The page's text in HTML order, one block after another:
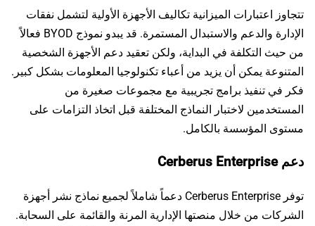
تتجاوز اعتبارات الميزانية تكاليف الأجهزة الأولية لتشمل نفقات
الإدارة والدعم والاستبدال المستمرة. قد يبدو نموذج BYOD فعالاً
من حيث التكلفة في البداية، ولكن تعقيد دعم الأجهزة الشخصية
المتنوعة يمكن أن يزيد من أعباء تكنولوجيا المعلومات بشكل كبير.
فكر في تنفيذ برامج تجريبية مع مجموعات صغيرة من
المستخدمين لاختبار النماذج المختلفة قبل اتخاذ التزامات على
مستوى المؤسسة بالكامل.
دعم Cerberus Enterprise
توفر Cerberus Enterprise دعماً شاملاً لجميع نماذج نشر أجهزة
الشركات من خلال منصتها الإدارية المرنة والقائمة على السحابة.